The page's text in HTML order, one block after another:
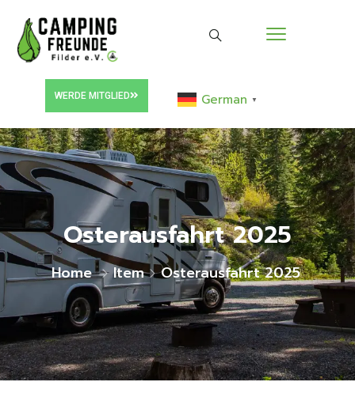
WERDE MITGLIED German ▼
Osterausfahrt 2025
Home Item Osterausfahrt 2025